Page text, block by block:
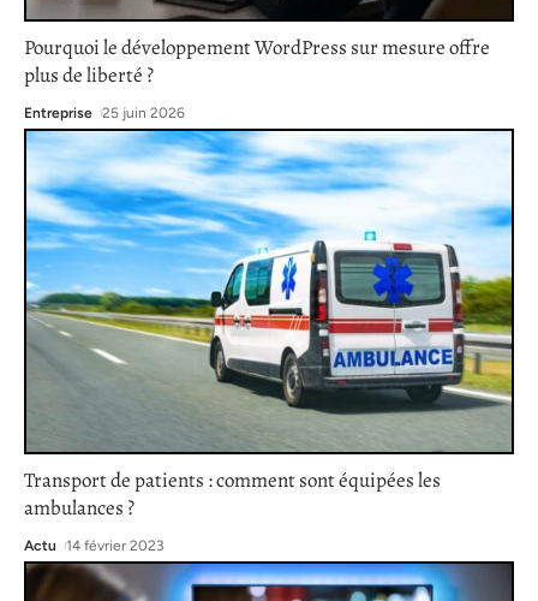
Pourquoi le développement WordPress sur mesure offre
plus de liberté ?
Entreprise 25 juin 2026
Transport de patients : comment sont équipées les
ambulances ?
Actu 14 février 2023